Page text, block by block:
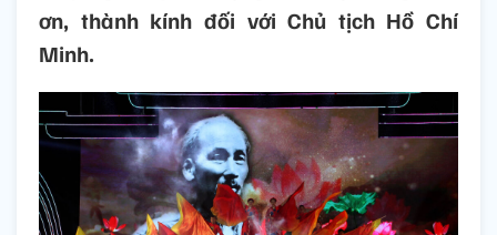
ơn, thành kính đối với Chủ tịch Hồ Chí
Minh.